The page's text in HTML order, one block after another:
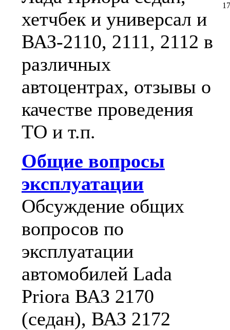
хетчбек и универсал и
ВАЗ-2110, 2111, 2112 в
различных
автоцентрах, отзывы о
качестве проведения
ТО и т.п.
Общие вопросы
эксплуатации
Обсуждение общих
вопросов по
эксплуатации
автомобилей Lada
Priora ВАЗ 2170
(седан), ВАЗ 2172